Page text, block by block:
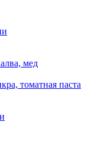
мед
томатная паста